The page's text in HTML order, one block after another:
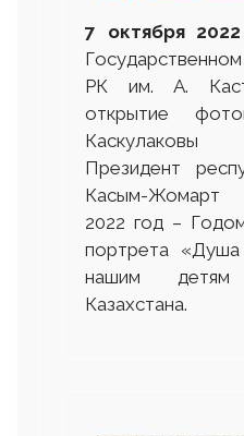
7 октября
РК им. А.
открытие
Президент
Касым-Жомарт
2022 год –
портрета
нашим
Казахстана.